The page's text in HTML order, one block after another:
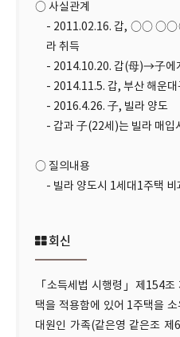
○ 사실관계
- 2011.02.16. 갑, ○○
라 취득
- 2014.10.20. 갑(母)→子에
- 2014.11.5. 갑, 부산 해운대
- 2016.4.26. 子, 빌라 양도
- 갑과 子(22세)는 빌라 매입
○ 질의내용
- 빌라 양도시 1세대1주택 비
회신
「소득세법 시행령」제154
택을 적용함에 있어 1주택을
대원인 가족(같은영 같은조